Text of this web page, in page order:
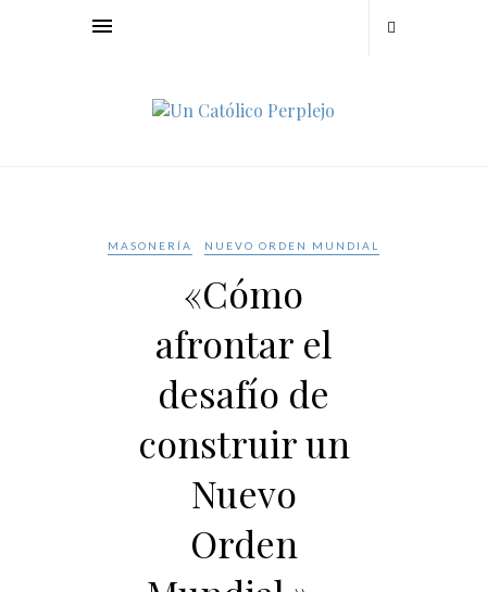
MASONERÍA NUEVO ORDEN MUNDIAL
«Cómo
afrontar el
desafío de
construir un
Nuevo
Orden